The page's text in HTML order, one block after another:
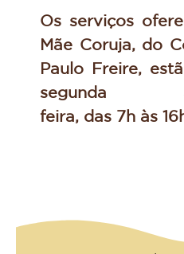
Os serviços
Mãe Coruja, do
Paulo Freire,
feira, das 7h às